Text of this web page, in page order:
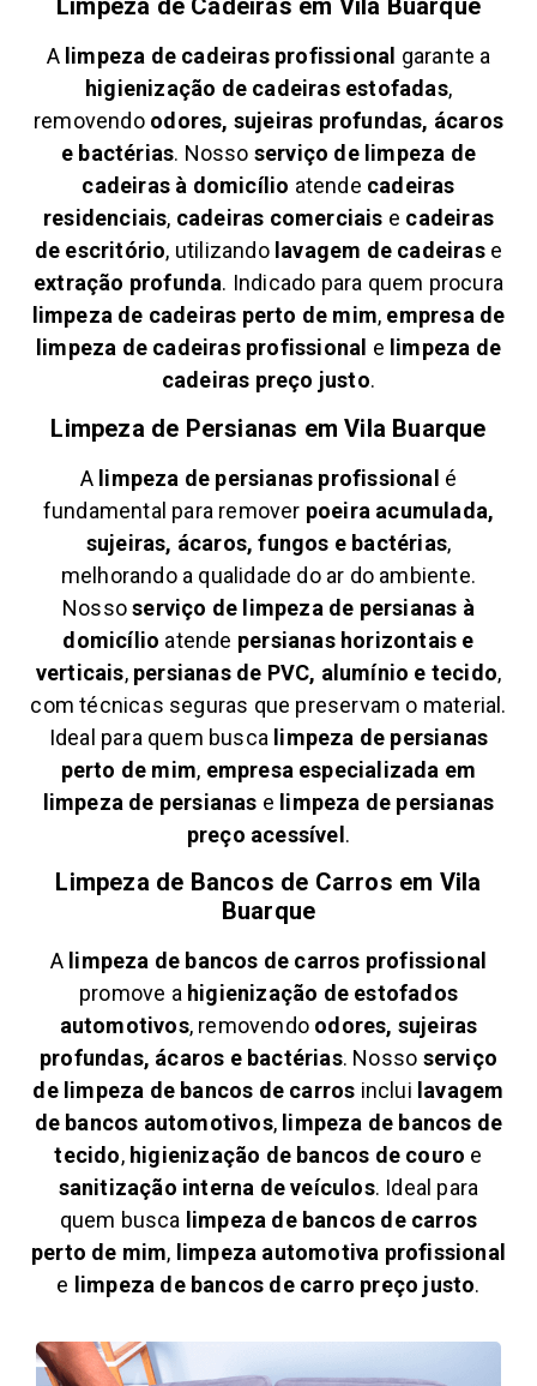
Limpeza de Cadeiras em Vila Buarque
A limpeza de cadeiras profissional garante a
higienização de cadeiras estofadas,
removendoodores, sujeiras profundas, ácaros
e bactérias. Nosso serviço de limpeza de
cadeiras à domicílio atende cadeiras
residenciais, cadeiras comerciais e cadeiras
de escritório, utilizando lavagem de cadeirase
extração profunda. Indicado para quem procura
limpeza de cadeiras perto de mim, empresa de
limpeza de cadeiras profissional e limpeza de
cadeiras preço justo.
Limpeza de Persianas emVila Buarque
A limpeza de persianas profissional é
fundamental para remover poeira acumulada,
sujeiras, ácaros, fungos e bactérias,
melhorando a qualidade do ar do ambiente.
Nossoserviço de limpeza de persianas à
domicílio atende persianas horizontais e
verticais, persianas de PVC, alumínio e tecido,
com técnicas seguras que preservam o material.
Ideal para quem busca limpeza de persianas
perto de mim, empresa especializada em
limpeza de persianas e limpeza de persianas
preço acessível.
Limpeza de Bancos de Carros em Vila
Buarque
A limpeza de bancos de carros profissional
promove a higienização de estofados
automotivos, removendo odores, sujeiras
profundas, ácaros e bactérias. Nosso serviço
de limpeza de bancos de carros inclui lavagem
de bancos automotivos, limpeza de bancos de
tecido, higienização de bancos de couro e
sanitização interna de veículos. Ideal para
quem busca limpeza de bancos de carros
perto de mim, limpeza automotiva profissional
e limpeza de bancos de carro preço justo.